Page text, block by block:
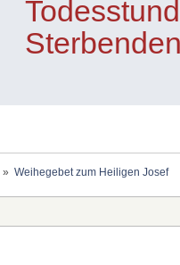
» Weihegebet zum Heiligen Josef